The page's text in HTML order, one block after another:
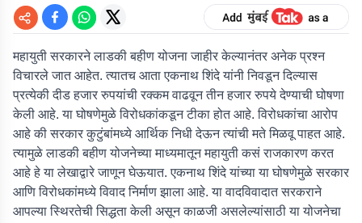
महायुती सरकारने लाडकी बहीण योजना जाहीर केल्यानंतर अनेक प्रश्न
विचारले जात आहेत. त्यातच आता एकनाथ शिंदे यांनी निवडून दिल्यास
प्रत्येकी दीड हजार रुपयांची रक्कम वाढवून तीन हजार रुपये देण्याची घोषणा
केली आहे. या घोषणेमुळे विरोधकांकडून टीका होत आहे. विरोधकांचा आरोप
आहे की सरकार कुटुंबांमध्ये आर्थिक निधी देऊन त्यांची मते मिळवू पाहत आहे.
त्यामुळे लाडकी बहीण योजनेच्या माध्यमातून महायुती कसं राजकारण करत
आहे हे या लेखाद्वारे जाणून घेऊयात. एकनाथ शिंदे यांच्या या घोषणेमुळे सरकार
आणि विरोधकांमध्ये विवाद निर्माण झाला आहे. या वादविवादात सरकराने
आपल्या स्थिरतेची सिद्धता केली असून काळजी असलेल्यांसाठी या योजनेचा